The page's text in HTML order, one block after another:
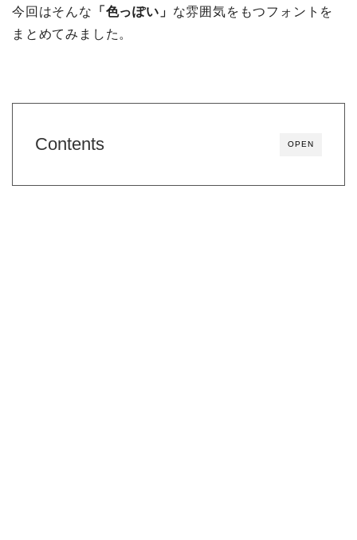
今回はそんな 「色っぽい」 な雰囲気をもつフォントを
まとめてみました。
OPEN
Contents